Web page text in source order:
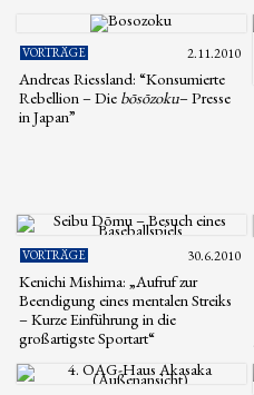
VORTRÄGE 2.11.2010
Andreas Riessland: “Konsumierte
Rebellion – Die bōsōzoku– Presse
in Japan”
VORTRÄGE 30.6.2010
Kenichi Mishima: „Aufruf zur
Beendigung eines mentalen Streiks
– Kurze Einführung in die
großartigste Sportart“